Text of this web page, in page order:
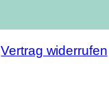
Vertrag widerrufen